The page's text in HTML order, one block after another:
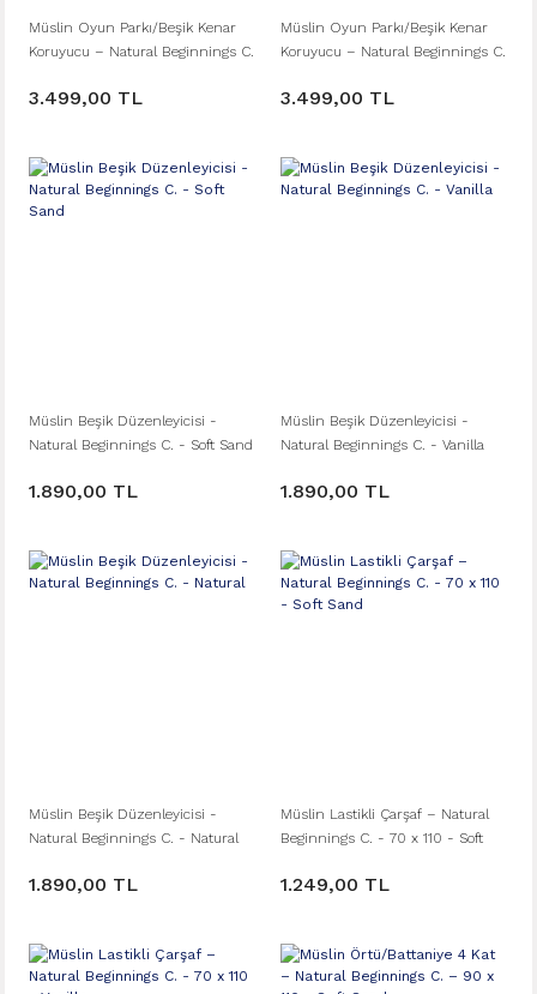
Müslin Oyun Parkı/Beşik Kenar
Koruyucu – Natural Beginnings C.
3.499,00 TL
Müslin Oyun Parkı/Beşik Kenar
Koruyucu – Natural Beginnings C.
3.499,00 TL
Müslin Beşik Düzenleyicisi -
Natural Beginnings C. - Soft Sand
1.890,00 TL
Müslin Beşik Düzenleyicisi -
Natural Beginnings C. - Vanilla
1.890,00 TL
Müslin Beşik Düzenleyicisi -
Natural Beginnings C. - Natural
1.890,00 TL
Müslin Lastikli Çarşaf – Natural
Beginnings C. - 70 x 110 - Soft
1.249,00 TL